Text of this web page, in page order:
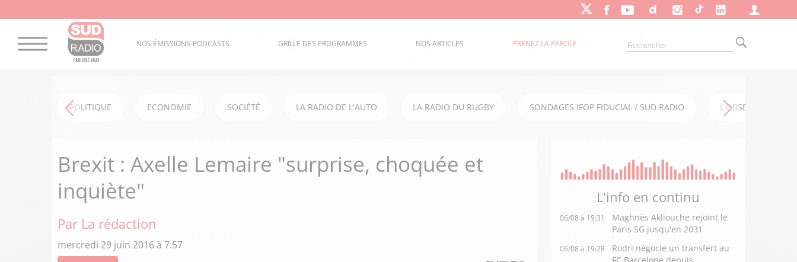
NOS ÉMISSIONS-PODCASTS GRILLE DES PROGRAMMES NOS ARTICLES PRENEZ LA PAROLE
POLITIQUE ECONOMIE SOCIÉTÉ LA RADIO DE L'AUTO LA RADIO DU RUGBY SONDAGES IFOP FIDUCIAL / SUD RADIO L'OBSERVATOIRE
Brexit : Axelle Lemaire "surprise, choquée et
inquiète"
Par La rédaction
mercredi 29 juin 2016 à 7:57
L'info en continu
06/08 à 19:31
Maghnès Akliouche rejoint le
Paris SG jusqu'en 2031
06/08 à 19:28
Rodri négocie un transfert au